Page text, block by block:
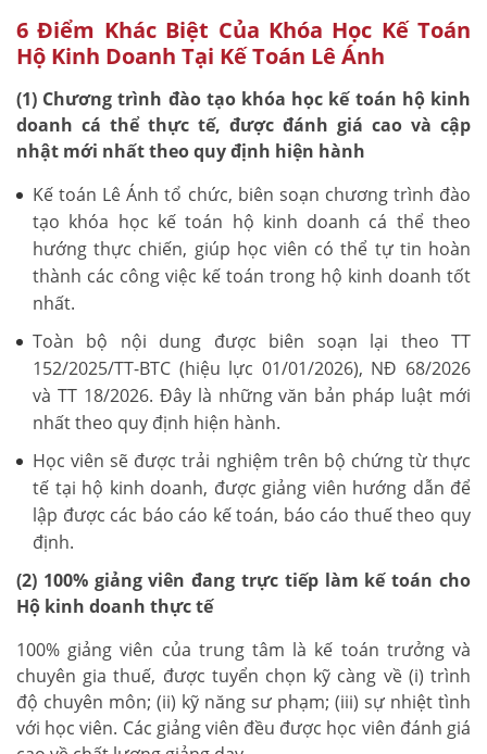
6 Điểm Khác Biệt Của Khóa Học Kế Toán
Hộ Kinh Doanh Tại Kế Toán Lê Ánh
(1) Chương trình đào tạo khóa học kế toán hộ kinh
doanh cá thể thực tế, được đánh giá cao và cập
nhật mới nhất theo quy định hiện hành
Kế toán Lê Ánh tổ chức, biên soạn chương trình đào
tạo khóa học kế toán hộ kinh doanh cá thể theo
hướng thực chiến, giúp học viên có thể tự tin hoàn
thành các công việc kế toán trong hộ kinh doanh tốt
nhất.
Toàn bộ nội dung được biên soạn lại theo TT
152/2025/TT-BTC (hiệu lực 01/01/2026), NĐ 68/2026
và TT 18/2026. Đây là những văn bản pháp luật mới
nhất theo quy định hiện hành.
Học viên sẽ được trải nghiệm trên bộ chứng từ thực
tế tại hộ kinh doanh, được giảng viên hướng dẫn để
lập được các báo cáo kế toán, báo cáo thuế theo quy
định.
(2) 100% giảng viên đang trực tiếp làm kế toán cho
Hộ kinh doanh thực tế
100% giảng viên của trung tâm là kế toán trưởng và
chuyên gia thuế, được tuyển chọn kỹ càng về (i) trình
độ chuyên môn; (ii) kỹ năng sư phạm; (iii) sự nhiệt tình
với học viên. Các giảng viên đều được học viên đánh giá